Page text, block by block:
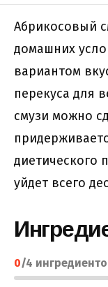
Абрикосовый
домашних
вариантом
перекуса для
смузи можно
диетического
уйдет всего
0/4